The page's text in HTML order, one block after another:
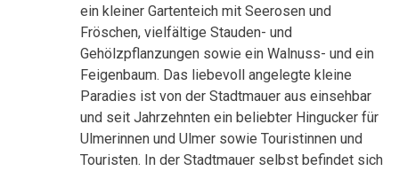
ein kleiner Gartenteich mit Seerosen und
Fröschen, vielfältige Stauden- und
Gehölzpflanzungen sowie ein Walnuss- und ein
Feigenbaum. Das liebevoll angelegte kleine
Paradies ist von der Stadtmauer aus einsehbar
und seit Jahrzehnten ein beliebter Hingucker für
Ulmerinnen und Ulmer sowie Touristinnen und
Touristen. In der Stadtmauer selbst befindet sich